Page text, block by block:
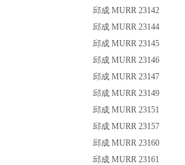
邱成 MURR 23142
邱成 MURR 23144
邱成 MURR 23145
邱成 MURR 23146
邱成 MURR 23147
邱成 MURR 23149
邱成 MURR 23151
邱成 MURR 23157
邱成 MURR 23160
邱成 MURR 23161